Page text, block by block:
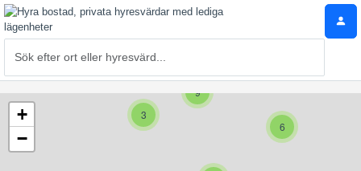
6
9
3
+
−